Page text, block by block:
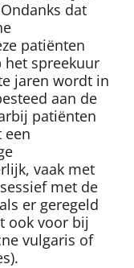
dat
patiënten
het spreekuur
jaren wordt in
aan de
patiënten
een
vaak met
met de
er geregeld
ook voor bij
vulgaris of